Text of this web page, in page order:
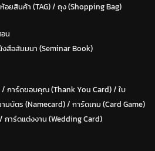
อยสินค้า (TAG)/ ถุง (Shopping Bag)
น
สือสัมมนา (Seminar Book)
/ การ์ดขอบคุณ (Thank You Card)/ ใบ
ามบัตร (Namecard)/ การ์ดเกม (Card Game)
/ การ์ดแต่งงาน (Wedding Card)